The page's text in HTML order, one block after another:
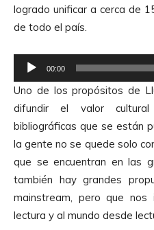
logrado unificar a cerca de
de todo el país.
e
p
r
o
d
u
c
t
o
00:00
Uno de los propósitos de
difundir el valor
bibliográficas que se están
la gente no se quede solo
que se encuentran en las
también hay grandes
mainstream, pero que
lectura y al mundo desde